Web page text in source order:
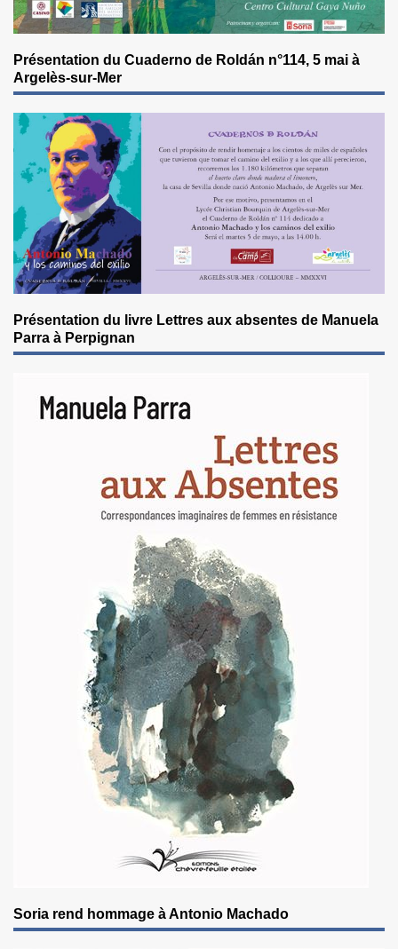
Présentation du Cuaderno de Roldán n°114, 5 mai à
Argelès-sur-Mer
Présentation du livre Lettres aux absentes de Manuela
Parra à Perpignan
Soria rend hommage à Antonio Machado